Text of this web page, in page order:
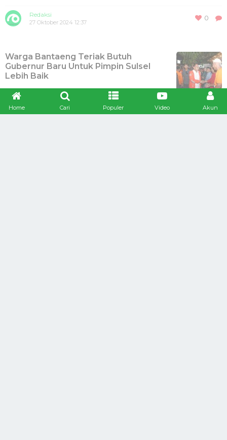
Home Cari Populer Video Akun
Redaksi
27 Oktober 2024 12:37
0
Warga Bantaeng Teriak Butuh
Gubernur Baru Untuk Pimpin Sulsel
Lebih Baik
Redaksi